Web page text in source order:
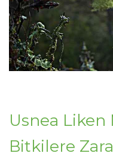
Usnea Liken
Bitkilere